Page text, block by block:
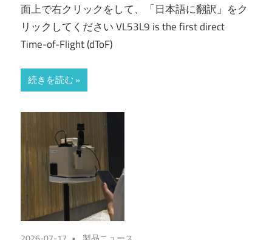
面上で右クリックをして、「日本語に翻訳」をク
リックしてください VL53L9 is the first direct
Time-of-Flight (dToF)
続きを読む